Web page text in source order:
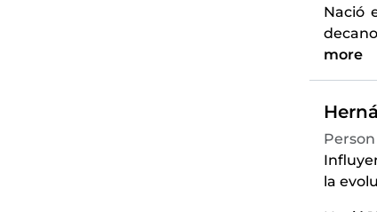
Nació
more
Person
la